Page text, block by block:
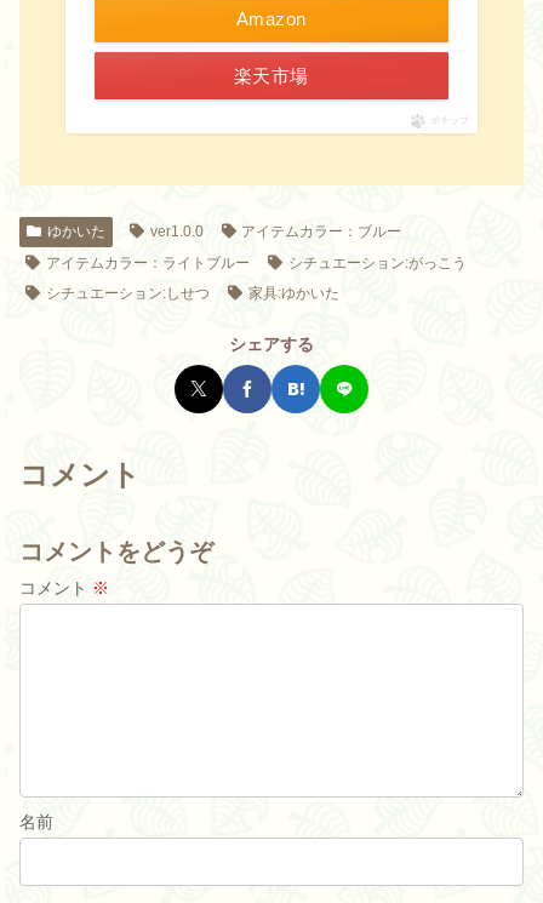
Amazon
楽天市場
ポチップ
ゆかいた ver1.0.0
アイテムカラー：ブルー
アイテムカラー：ライトブルー
シチュエーション:がっこう
シチュエーション:しせつ
家具:ゆかいた
シェアする
コメント
コメントをどうぞ
コメント ※
名前